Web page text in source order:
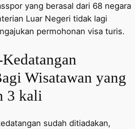
yang berasal dari 68 negara
Luar Negeri tidak lagi
permohonan visa turis.
Wisatawan yang
3 kali
sudah ditiadakan,